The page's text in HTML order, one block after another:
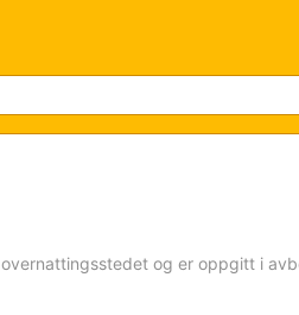
og er oppgitt i